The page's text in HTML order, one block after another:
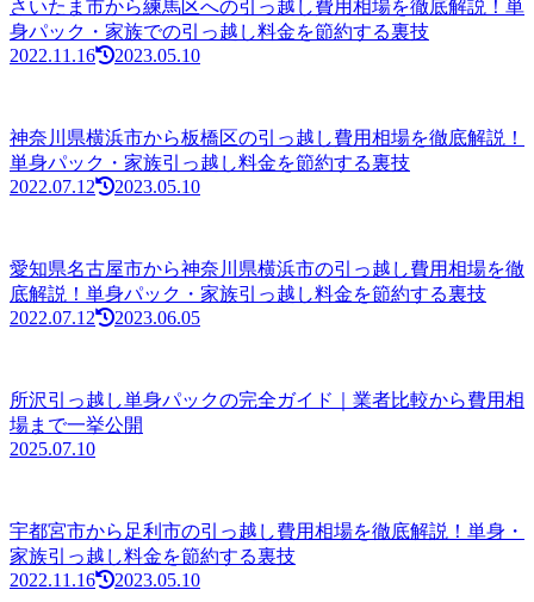
さいたま市から練馬区への引っ越し費用相場を徹底解説！単
身パック・家族での引っ越し料金を節約する裏技
2022.11.16
2023.05.10
神奈川県横浜市から板橋区の引っ越し費用相場を徹底解説！
単身パック・家族引っ越し料金を節約する裏技
2022.07.12
2023.05.10
愛知県名古屋市から神奈川県横浜市の引っ越し費用相場を徹
底解説！単身パック・家族引っ越し料金を節約する裏技
2022.07.12
2023.06.05
所沢引っ越し単身パックの完全ガイド｜業者比較から費用相
場まで一挙公開
2025.07.10
宇都宮市から足利市の引っ越し費用相場を徹底解説！単身・
家族引っ越し料金を節約する裏技
2022.11.16
2023.05.10